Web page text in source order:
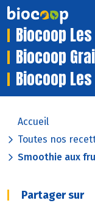
Biocoop
Biocoop
Biocoop
Accueil
Toutes nos
Smoothie aux
Partager sur